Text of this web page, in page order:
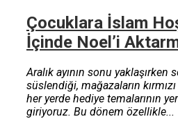
Çocuklara İslam
İçinde Noel’i
Aralık ayının sonu yaklaşırken
süslendiği, mağazaların
her yerde hediye temalarının
giriyoruz. Bu dönem özellikle...